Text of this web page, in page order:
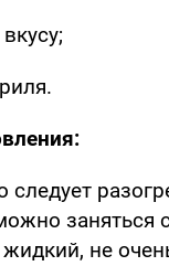
следует
заняться
не